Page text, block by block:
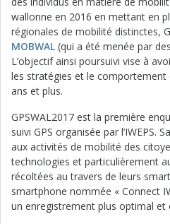
wallonne en 2016 en mettant en
régionales de mobilité distinctes,
MOBWAL (qui a été menée par
L’objectif ainsi poursuivi vise à
les stratégies et le
ans et plus.
GPSWAL2017 est la première
suivi GPS organisée par l’IWEPS.
aux activités de mobilité des
technologies et particulièrement
récoltées au travers de leurs
smartphone nommée « Connect
un enregistrement plus optimal et